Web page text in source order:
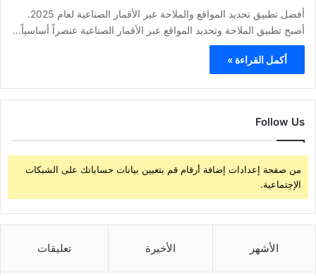
أفضل تطبيق تحديد المواقع والملاحة عبر الأقمار الصناعية لعام 2025.
أصبح تطبيق الملاحة وتحديد المواقع عبر الأقمار الصناعية عنصراً أساسياً…
أكمل القراءة »
Follow Us
من صفحة إعدادات إضافة أرقام قم بتعيين بيانات حساباتك على الشبكات
الإجتماعية.
الأشهر الأخيرة تعليقات